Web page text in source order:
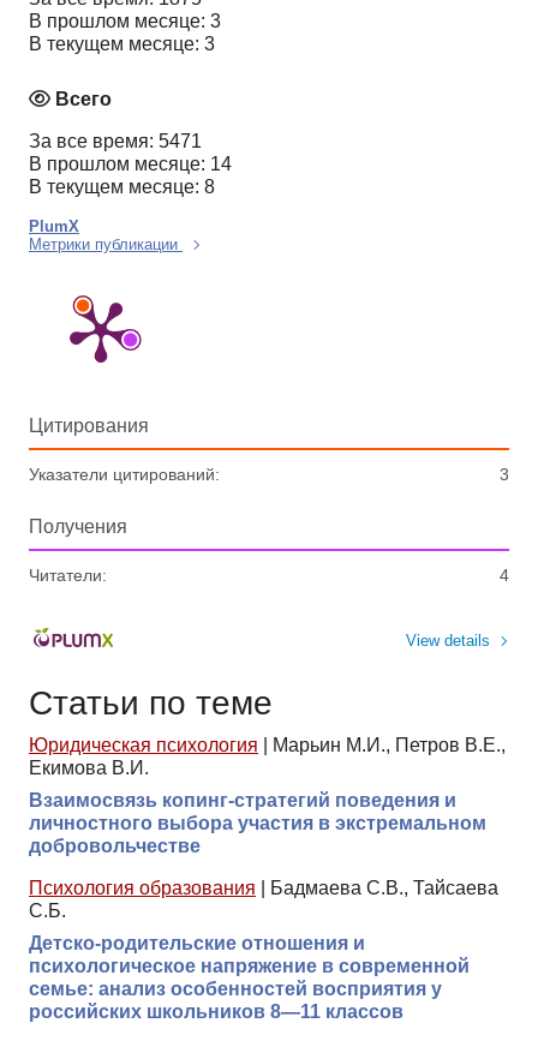
В прошлом месяце: 3
В текущем месяце: 3
Всего
За все время: 5471
В прошлом месяце: 14
В текущем месяце: 8
PlumX
Метрики публикации
Цитирования
Указатели цитирований: 3
Получения
Читатели: 4
View details
Статьи по теме
Юридическая психология
Марьин М.И., Петров В.Е.,
Екимова В.И.
Взаимосвязь копинг-стратегий поведения и
личностного выбора участия в экстремальном
добровольчестве
Психология образования
Бадмаева С.В., Тайсаева
С.Б.
Детско-родительские отношения и
психологическое напряжение в современной
семье: анализ особенностей восприятия у
российских школьников 8—11 классов